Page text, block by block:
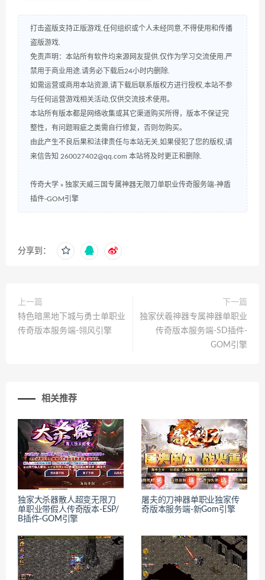
打击盗版支持正版游戏,任何组织或个人未经同意,不得使用和传播
盗版游戏.
免责声明：本站所有软件均来源网友提供.仅作为学习交流使用.严
禁用于商业用途.请务必下载后24小时内删除.
如需运营或商用本站资源,请下载后联系版权方进行授权,本站不参
与任何运营游戏相关活动,仅供交流技术使用。
本站所有版本都是网络收集或其它渠道购买所得，版本不保证完
整性，有问题瑕疵之类需自行修复，否则勿购买。
由此产生不良后果和法律责任与本站无关,如果侵犯了您的版权,请
来信告知 260027402@qq.com 本站将及时更正和删除.
传奇大学 » 独家天威三国专属神器无限刀单职业传奇服务端-神盾
插件-GOM引擎
分享到：
上一篇
特色暗黑地下城与勇士单职业
传奇版本服务端-翎风引擎
下一篇
独家伏羲神器专属神器单职业
传奇版本服务端-SD插件-
GOM引擎
相关推荐
独家大杀器散人超变无限刀
单职业带假人传奇版本-ESP/
B插件-GOM引擎
屠夫的刀神器单职业独家传
奇版本服务端-新Gom引擎